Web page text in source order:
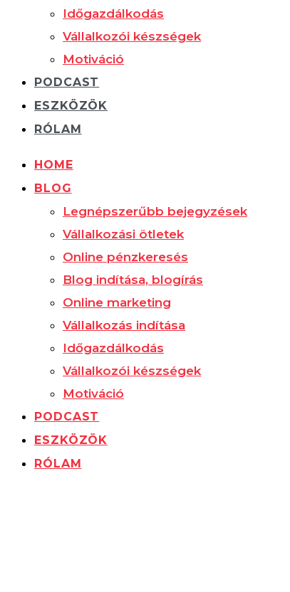
Időgazdálkodás
Vállalkozói készségek
Motiváció
PODCAST
ESZKÖZÖK
RÓLAM
HOME
BLOG
Legnépszerűbb bejegyzések
Vállalkozási ötletek
Online pénzkeresés
Blog indítása, blogírás
Online marketing
Vállalkozás indítása
Időgazdálkodás
Vállalkozói készségek
Motiváció
PODCAST
ESZKÖZÖK
RÓLAM